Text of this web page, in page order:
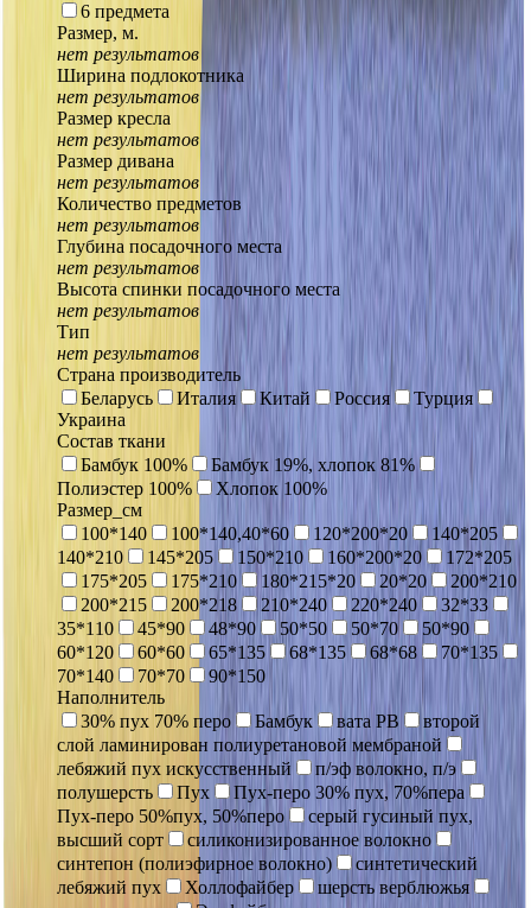
6 предмета
Размер, м.
нет результатов
Ширина подлокотника
нет результатов
Размер кресла
нет результатов
Размер дивана
нет результатов
Количество предметов
нет результатов
Глубина посадочного места
нет результатов
Высота спинки посадочного места
нет результатов
Тип
нет результатов
Страна производитель
Беларусь
Италия Китай Россия
Турция
Украина
Состав ткани
Бамбук 100%
Бамбук 19%, хлопок 81%
Полиэстер 100%
Хлопок 100%
Размер_см
100*140
100*140,40*60 120*200*20
140*205
140*210
145*205 150*210 160*200*20
172*205
175*205
175*210 180*215*20 20*20
200*210
200*215
200*218 210*240 220*240
32*33
35*110
45*90 48*90 50*50 50*70
50*90
60*120
60*60 65*135 68*135 68*68
70*135
70*140
70*70
90*150
Наполнитель
30% пух 70% перо
Бамбук вата РВ
второй
слой ламинирован полиуретановой мембраной
лебяжий пух искусственный
п/эф волокно, п/э
полушерсть
Пух
Пух-перо 30% пух, 70%пера
Пух-перо 50%пух, 50%перо
серый гусиный пух,
высший сорт
силиконизированное волокно
синтепон (полиэфирное волокно)
синтетический
лебяжий пух
Холлофайбер
шерсть верблюжья